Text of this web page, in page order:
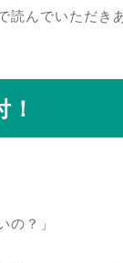
読んでいただき
の？」